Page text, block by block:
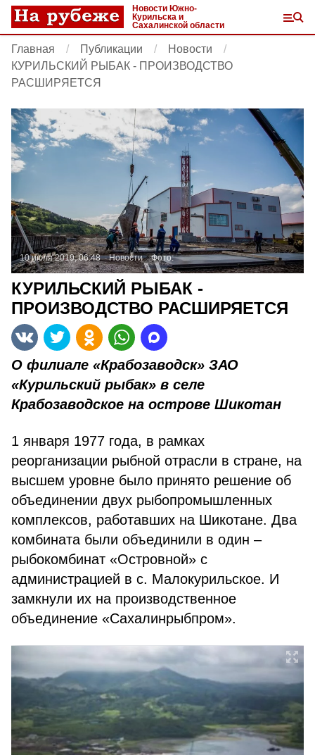
Новости Южно-
Курильска и
Сахалинской области
Главная Публикации
Новости
КУРИЛЬСКИЙ РЫБАК - ПРОИЗВОДСТВО
РАСШИРЯЕТСЯ
10 июля 2019, 06:48 Новости Фото:
КУРИЛЬСКИЙ РЫБАК -
ПРОИЗВОДСТВО РАСШИРЯЕТСЯ
О филиале «Крабозаводск» ЗАО
«Курильский рыбак» в селе
Крабозаводское на острове Шикотан
1 января 1977 года, в рамках
реорганизации рыбной отрасли в стране, на
высшем уровне было принято решение об
объединении двух рыбопромышленных
комплексов, работавших на Шикотане. Два
комбината были объединили в один –
рыбокомбинат «Островной» с
администрацией в с. Малокурильское. И
замкнули их на производственное
объединение «Сахалинрыбпром».